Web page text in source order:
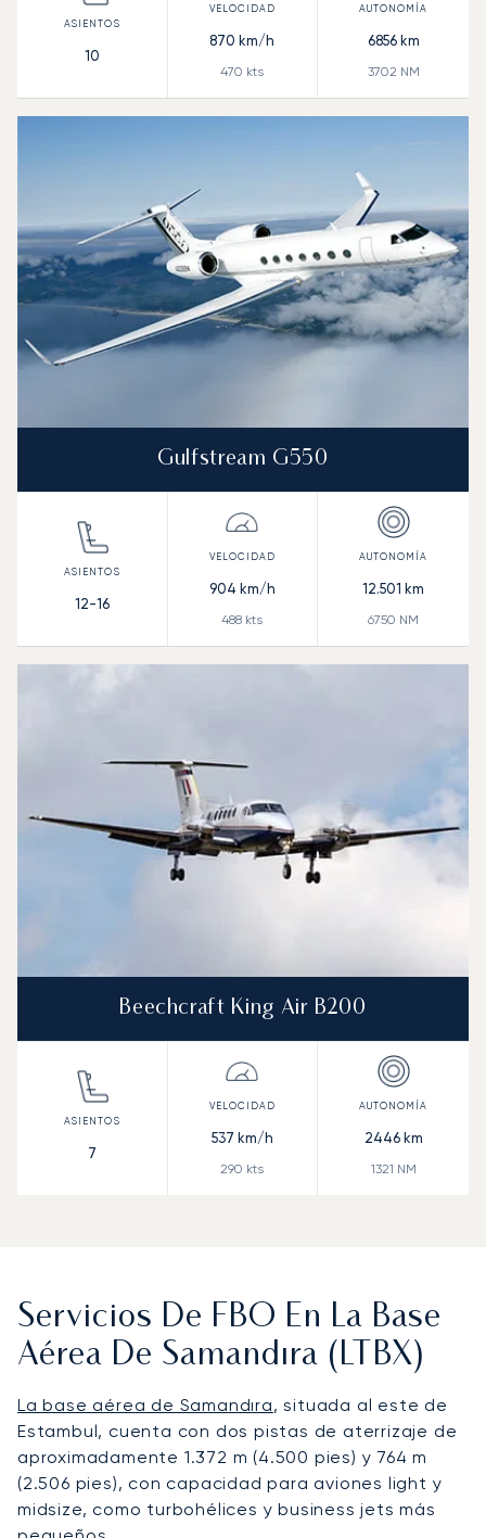
10
870 km/h
470 kts
6856km
3702 NM
Gulfstream G550
12-16
904 km/h
488 kts
12.501 km
6750 NM
Beechcraft King Air B200
7
537 km/h
290 kts
2446km
1321 NM
Servicios De FBO En La Base
Aérea De Samandıra (LTBX)
La base aérea de Samandıra, situada al este de
Estambul, cuenta con dos pistas de aterrizaje de
aproximadamente 1.372 m (4.500 pies) y 764 m
(2.506 pies), con capacidad para aviones light y
midsize, como turbohélices y business jets más